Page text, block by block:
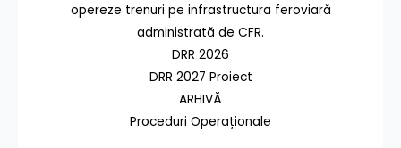
opereze trenuri pe infrastructura feroviară
administrată de CFR.
DRR 2026
DRR 2027 Proiect
ARHIVĂ
Proceduri Operaționale